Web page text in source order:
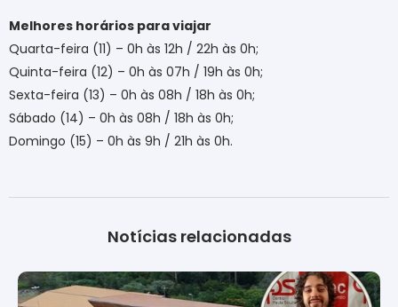
Melhores horários para viajar
Quarta-feira (11) – 0h às 12h / 22h às 0h;
Quinta-feira (12) – 0h às 07h / 19h às 0h;
Sexta-feira (13) – 0h às 08h / 18h às 0h;
Sábado (14) – 0h às 08h / 18h às 0h;
Domingo (15) – 0h às 9h / 21h às 0h.
Notícias relacionadas